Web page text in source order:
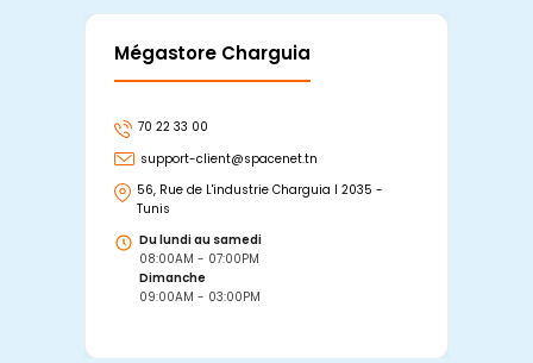
Mégastore Charguia
70 22 33 00
support-client@spacenet.tn
56, Rue de L'industrie Charguia I 2035 -
Tunis
Du lundi au samedi
08:00AM - 07:00PM
Dimanche
09:00AM - 03:00PM